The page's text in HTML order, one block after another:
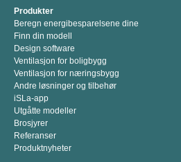
Produkter
Beregn energibesparelsene dine
Finn din modell
Design software
Ventilasjon for boligbygg
Ventilasjon for næringsbygg
Andre løsninger og tilbehør
iSLa-app
Utgåtte modeller
Brosjyrer
Referanser
Produktnyheter